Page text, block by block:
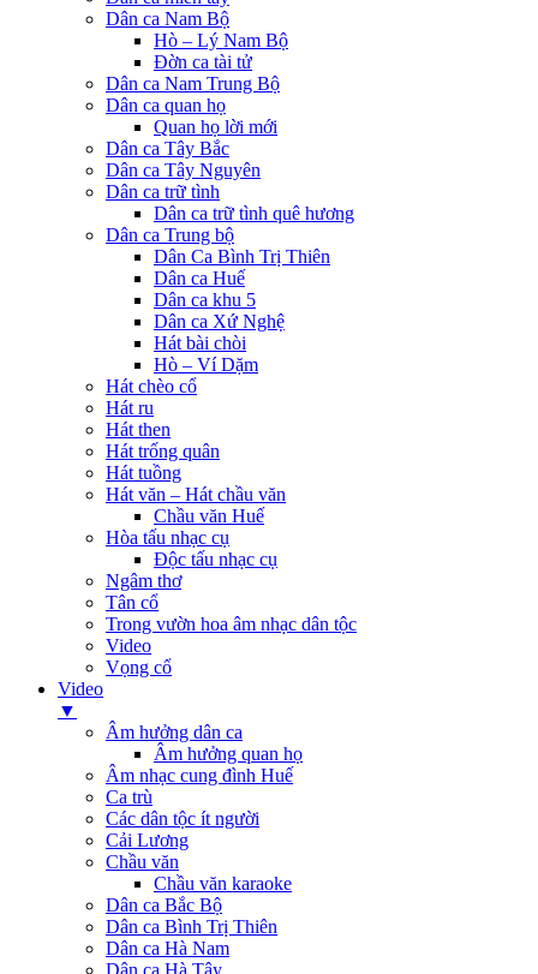
Dân ca Nam Bộ
Hò – Lý Nam Bộ
Đờn ca tài tử
Dân ca Nam Trung Bộ
Dân ca quan họ
Quan họ lời mới
Dân ca Tây Bắc
Dân ca Tây Nguyên
Dân ca trữ tình
Dân ca trữ tình quê hương
Dân ca Trung bộ
Dân Ca Bình Trị Thiên
Dân ca Huế
Dân ca khu 5
Dân ca Xứ Nghệ
Hát bài chòi
Hò – Ví Dặm
Hát chèo cổ
Hát ru
Hát then
Hát trống quân
Hát tuồng
Hát văn – Hát chầu văn
Chầu văn Huế
Hòa tấu nhạc cụ
Độc tấu nhạc cụ
Ngâm thơ
Tân cổ
Trong vườn hoa âm nhạc dân tộc
Video
Vọng cổ
Video
▼
Âm hưởng dân ca
Âm hưởng quan họ
Âm nhạc cung đình Huế
Ca trù
Các dân tộc ít người
Cải Lương
Chầu văn
Chầu văn karaoke
Dân ca Bắc Bộ
Dân ca Bình Trị Thiên
Dân ca Hà Nam
Dân ca Hà Tây